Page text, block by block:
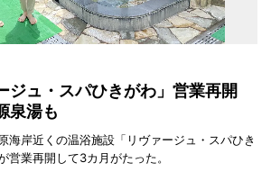
ジュ・スパひきがわ」営業再開
泉湯も
海岸近くの温浴施設「リヴァージュ・スパひき
営業再開して3カ月がたった。